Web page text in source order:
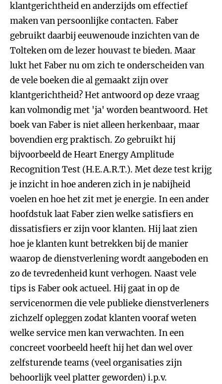
klantgerichtheid en anderzijds om effectief
maken van persoonlijke contacten. Faber
gebruikt daarbij eeuwenoude inzichten van de
Tolteken om de lezer houvast te bieden. Maar
lukt het Faber nu om zich te onderscheiden van
de vele boeken die al gemaakt zijn over
klantgerichtheid? Het antwoord op deze vraag
kan volmondig met 'ja' worden beantwoord. Het
boek van Faber is niet alleen herkenbaar, maar
bovendien erg praktisch. Zo gebruikt hij
bijvoorbeeld de Heart Energy Amplitude
Recognition Test (H.E.A.R.T.). Met deze test krijg
je inzicht in hoe anderen zich in je nabijheid
voelen en hoe het zit met je energie. In een ander
hoofdstuk laat Faber zien welke satisfiers en
dissatisfiers er zijn voor klanten. Hij laat zien
hoe je klanten kunt betrekken bij de manier
waarop de dienstverlening wordt aangeboden en
zo de tevredenheid kunt verhogen. Naast vele
tips is Faber ook actueel. Hij gaat in op de
servicenormen die vele publieke dienstverleners
zichzelf opleggen zodat klanten vooraf weten
welke service men kan verwachten. In een
concreet voorbeeld heeft hij het dan wel over
zelfsturende teams (veel organisaties zijn
behoorlijk veel platter geworden) i.p.v.